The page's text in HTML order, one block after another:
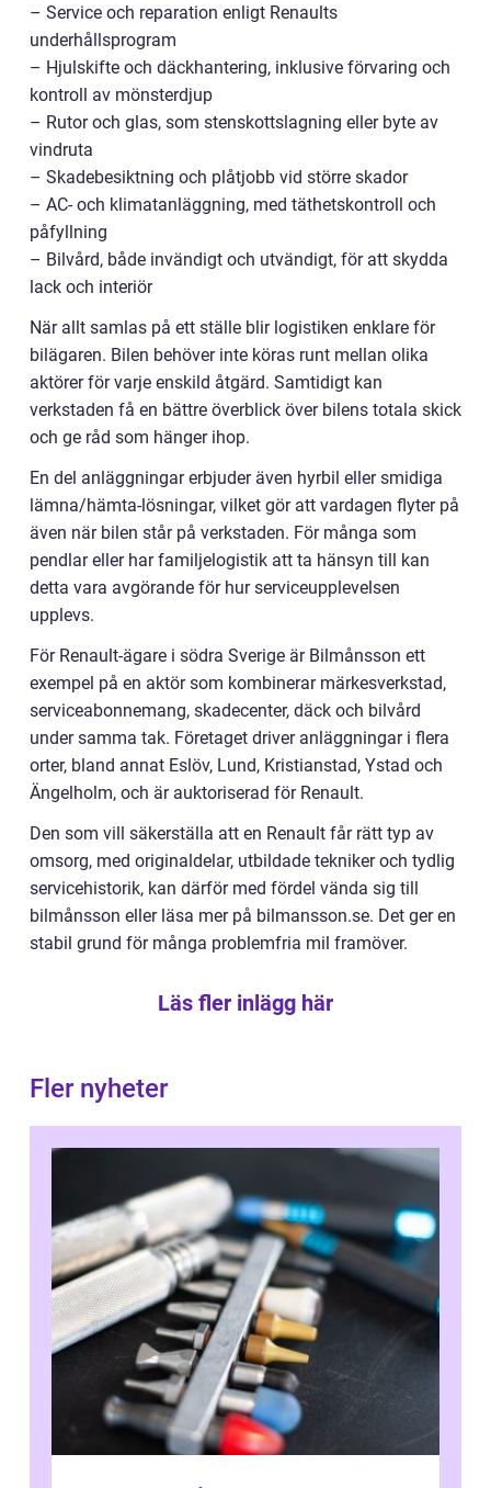
– Service och reparation enligt Renaults
underhållsprogram
– Hjulskifte och däckhantering, inklusive förvaring och
kontroll av mönsterdjup
– Rutor och glas, som stenskottslagning eller byte av
vindruta
– Skadebesiktning och plåtjobb vid större skador
– AC- och klimatanläggning, med täthetskontroll och
påfyllning
– Bilvård, både invändigt och utvändigt, för att skydda
lack och interiör
När allt samlas på ett ställe blir logistiken enklare för
bilägaren. Bilen behöver inte köras runt mellan olika
aktörer för varje enskild åtgärd. Samtidigt kan
verkstaden få en bättre överblick över bilens totala skick
och ge råd som hänger ihop.
En del anläggningar erbjuder även hyrbil eller smidiga
lämna/hämta-lösningar, vilket gör att vardagen flyter på
även när bilen står på verkstaden. För många som
pendlar eller har familjelogistik att ta hänsyn till kan
detta vara avgörande för hur serviceupplevelsen
upplevs.
För Renault-ägare i södra Sverige är Bilmånsson ett
exempel på en aktör som kombinerar märkesverkstad,
serviceabonnemang, skadecenter, däck och bilvård
under samma tak. Företaget driver anläggningar i flera
orter, bland annat Eslöv, Lund, Kristianstad, Ystad och
Ängelholm, och är auktoriserad för Renault.
Den som vill säkerställa att en Renault får rätt typ av
omsorg, med originaldelar, utbildade tekniker och tydlig
servicehistorik, kan därför med fördel vända sig till
bilmånsson eller läsa mer på bilmansson.se. Det ger en
stabil grund för många problemfria mil framöver.
Läs fler inlägg här
Fler nyheter